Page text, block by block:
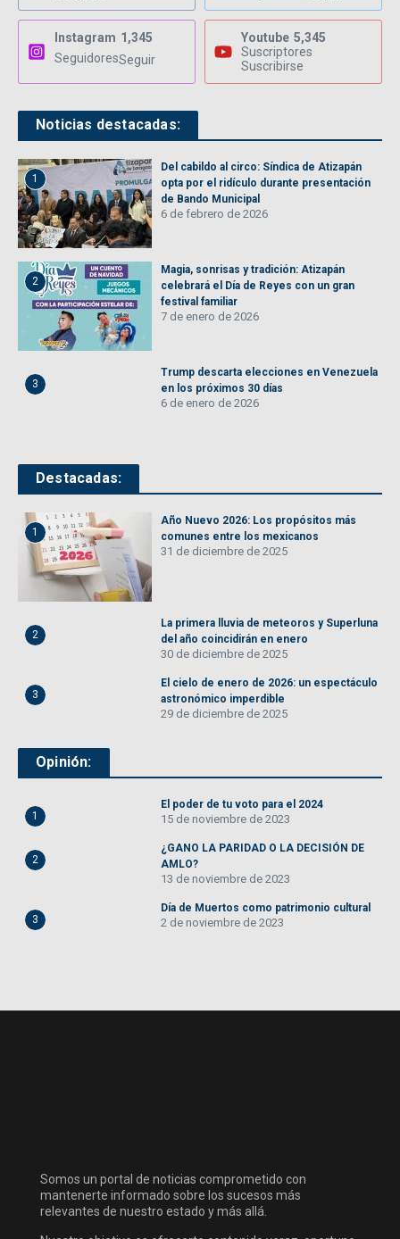
Instagram 1,345
SeguidoresSeguir
Youtube 5,345
Suscriptores
Suscribirse
Noticias destacadas:
1
Del cabildo al circo: Síndica de Atizapán
opta por el ridículo durante presentación
de Bando Municipal
6 de febrero de 2026
2
Magia, sonrisas y tradición: Atizapán
celebrará el Día de Reyes con un gran
festival familiar
7 de enero de 2026
3
Trump descarta elecciones en Venezuela
en los próximos 30 días
6 de enero de 2026
Destacadas:
1
Año Nuevo 2026: Los propósitos más
comunes entre los mexicanos
31 de diciembre de 2025
2
La primera lluvia de meteoros y Superluna
del año coincidirán en enero
30 de diciembre de 2025
3
El cielo de enero de 2026: un espectáculo
astronómico imperdible
29 de diciembre de 2025
Opinión:
1
El poder de tu voto para el 2024
15 de noviembre de 2023
2
¿GANO LA PARIDAD O LA DECISIÓN DE
AMLO?
13 de noviembre de 2023
3
Día de Muertos como patrimonio cultural
2 de noviembre de 2023
Somos un portal de noticias comprometido con
mantenerte informado sobre los sucesos más
relevantes de nuestro estado y más allá.